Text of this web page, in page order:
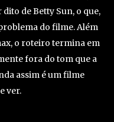
de Betty Sun, o que,
do filme. Além
o roteiro termina em
fora do tom que a
assim é um filme
ver.